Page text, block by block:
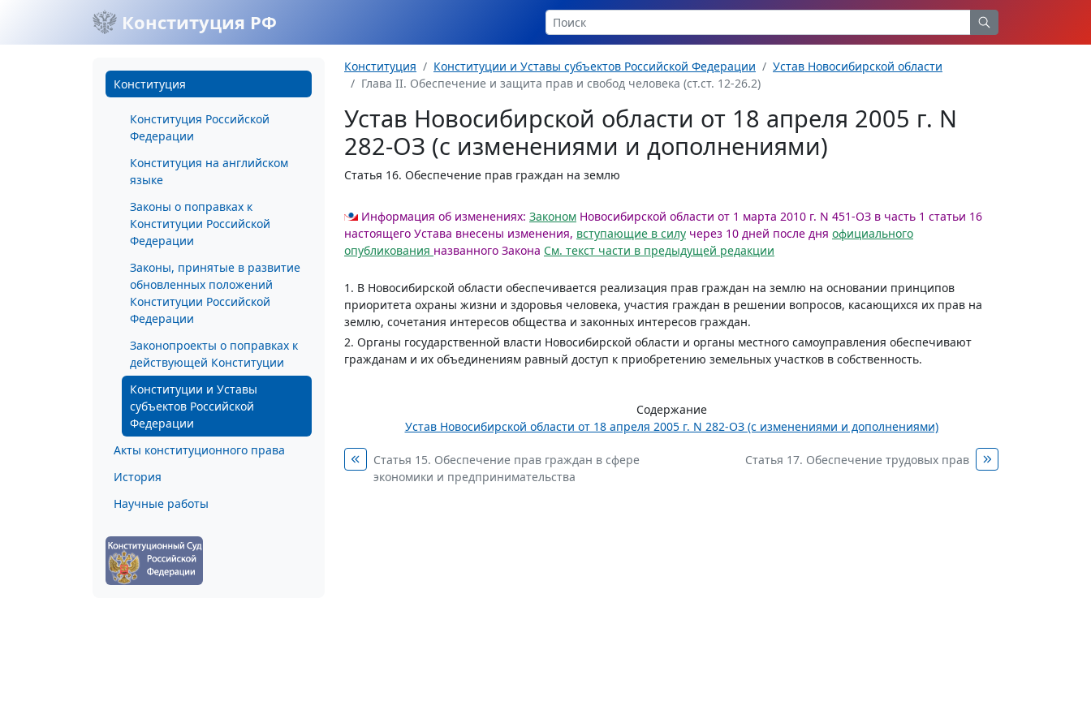
Конституция РФ
Конституция
Конституция Российской
Федерации
Конституция на английском
языке
Законы о поправках к
Конституции Российской
Федерации
Законы, принятые в развитие
обновленных положений
Конституции Российской
Федерации
Законопроекты о поправках к
действующей Конституции
Конституции и Уставы
субъектов Российской
Федерации
Акты конституционного права
История
Научные работы
Конституция Конституции и Уставы субъектов Российской Федерации
Устав Новосибирской области
Глава II. Обеспечение и защита прав и свобод человека (ст.ст. 12-26.2)
Устав Новосибирской области от 18 апреля 2005 г. N
282-ОЗ (с изменениями и дополнениями)
Статья 16. Обеспечение прав граждан на землю
Информация об изменениях: Законом Новосибирской области от 1 марта 2010 г. N 451-ОЗ в часть 1 статьи 16
настоящего Устава внесены изменения, вступающие в силу через 10 дней после дня официального
опубликования названного Закона См. текст части в предыдущей редакции
1. В Новосибирской области обеспечивается реализация прав граждан на землю на основании принципов
приоритета охраны жизни и здоровья человека, участия граждан в решении вопросов, касающихся их прав на
землю, сочетания интересов общества и законных интересов граждан.
2. Органы государственной власти Новосибирской области и органы местного самоуправления обеспечивают
гражданам и их объединениям равный доступ к приобретению земельных участков в собственность.
Содержание
Устав Новосибирской области от 18 апреля 2005 г. N 282-ОЗ (с изменениями и дополнениями)
Статья 15. Обеспечение прав граждан в сфере
экономики и предпринимательства
Статья 17. Обеспечение трудовых прав